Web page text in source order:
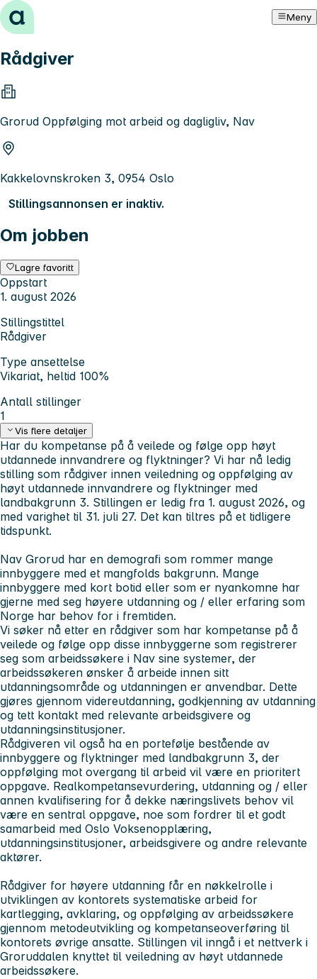
Hopp til innhold Meny
Rådgiver
Grorud Oppfølging mot arbeid og dagligliv, Nav
Kakkelovnskroken 3, 0954 Oslo
Stillingsannonsen er inaktiv.
Om jobben
Lagre favoritt
Oppstart
1. august 2026
Stillingstittel
Rådgiver
Type ansettelse
Vikariat, heltid 100%
Antall stillinger
1
Vis flere detaljer
Har du kompetanse på å veilede og følge opp høyt
utdannede innvandrere og flyktninger? Vi har nå ledig
stilling som rådgiver innen veiledning og oppfølging av
høyt utdannede innvandrere og flyktninger med
landbakgrunn 3. Stillingen er ledig fra 1. august 2026, og
med varighet til 31. juli 27. Det kan tiltres på et tidligere
tidspunkt.
Nav Grorud har en demografi som rommer mange
innbyggere med et mangfolds bakgrunn. Mange
innbyggere med kort botid eller som er nyankomne har
gjerne med seg høyere utdanning og / eller erfaring som
Norge har behov for i fremtiden.
Vi søker nå etter en rådgiver som har kompetanse på å
veilede og følge opp disse innbyggerne som registrerer
seg som arbeidssøkere i Nav sine systemer, der
arbeidssøkeren ønsker å arbeide innen sitt
utdanningsområde og utdanningen er anvendbar. Dette
gjøres gjennom videreutdanning, godkjenning av utdanning
og tett kontakt med relevante arbeidsgivere og
utdanningsinstitusjoner.
Rådgiveren vil også ha en portefølje bestående av
innbyggere og flyktninger med landbakgrunn 3, der
oppfølging mot overgang til arbeid vil være en prioritert
oppgave. Realkompetansevurdering, utdanning og / eller
annen kvalifisering for å dekke næringslivets behov vil
være en sentral oppgave, noe som fordrer til et godt
samarbeid med Oslo Voksenopplæring,
utdanningsinstitusjoner, arbeidsgivere og andre relevante
aktører.
Rådgiver for høyere utdanning får en nøkkelrolle i
utviklingen av kontorets systematiske arbeid for
kartlegging, avklaring, og oppfølging av arbeidssøkere
gjennom metodeutvikling og kompetanseoverføring til
kontorets øvrige ansatte. Stillingen vil inngå i et nettverk i
Groruddalen knyttet til veiledning av høyt utdannede
arbeidssøkere.